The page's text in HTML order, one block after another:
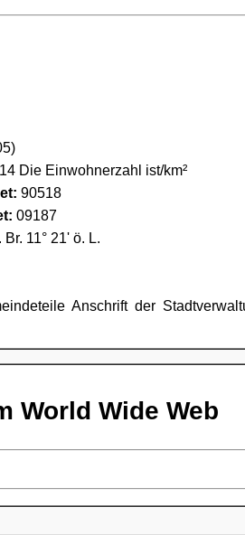
Die Einwohnerzahl ist/km²
90518
09187
Br. 11° 21' ö. L.
Anschrift der
World Wide Web